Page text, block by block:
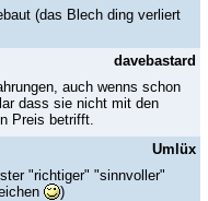
(das Blech ding verliert
davebastard
auch wenns schon
dass sie nicht mit den
Preis betrifft.
Umlüx
"richtiger" "sinnvoller"
)